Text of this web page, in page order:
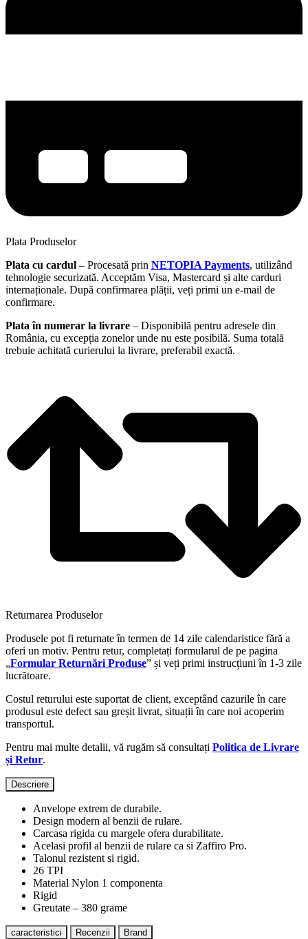
Plata Produselor
Plata cu cardul – Procesată prin NETOPIA Payments, utilizând
tehnologie securizată. Acceptăm Visa, Mastercard și alte carduri
internaționale. După confirmarea plății, veți primi un e-mail de
confirmare.
Plata în numerar la livrare – Disponibilă pentru adresele din
România, cu excepția zonelor unde nu este posibilă. Suma totală
trebuie achitată curierului la livrare, preferabil exactă.
Returnarea Produselor
Produsele pot fi returnate în termen de 14 zile calendaristice fără a
oferi un motiv. Pentru retur, completați formularul de pe pagina
„Formular Returnări Produse” și veți primi instrucțiuni în 1-3 zile
lucrătoare.
Costul returului este suportat de client, exceptând cazurile în care
produsul este defect sau greșit livrat, situații în care noi acoperim
transportul.
Pentru mai multe detalii, vă rugăm să consultați Politica de Livrare
și Retur.
Descriere
Anvelope extrem de durabile.
Design modern al benzii de rulare.
Carcasa rigida cu margele ofera durabilitate.
Acelasi profil al benzii de rulare ca si Zaffiro Pro.
Talonul rezistent si rigid.
26 TPI
Material Nylon 1 componenta
Rigid
Greutate – 380 grame
caracteristici Recenzii Brand